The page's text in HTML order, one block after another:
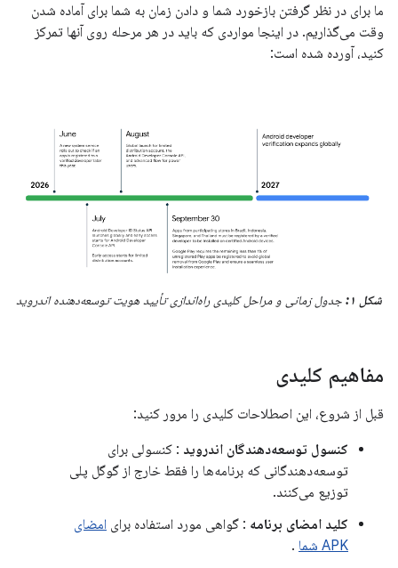
ما برای در نظر گرفتن بازخورد شما و دادن زمان به شما برای آماده شدن
وقت می‌گذاریم. در اینجا مواردی که باید در هر مرحله روی آنها تمرکز
کنید، آورده شده است:
شکل ۱: جدول زمانی و مراحل کلیدی راه‌اندازی تأیید هویت توسعه‌دهنده اندروید
مفاهیم کلیدی
قبل از شروع، این اصطلاحات کلیدی را مرور کنید:
کنسول توسعه‌دهندگان اندروید : کنسولی برای
توسعه‌دهندگانی که برنامه‌ها را فقط خارج از گوگل پلی
توزیع می‌کنند.
کلید امضای برنامه : گواهی مورد استفاده برای امضای
APK شما
.